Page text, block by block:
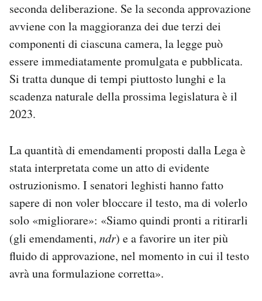
seconda deliberazione. Se la seconda approvazione
avviene con la maggioranza dei due terzi dei
componenti di ciascuna camera, la legge può
essere immediatamente promulgata e pubblicata.
Si tratta dunque di tempi piuttosto lunghi e la
scadenza naturale della prossima legislatura è il
2023.
La quantità di emendamenti proposti dalla Lega è
stata interpretata come un atto di evidente
ostruzionismo. I senatori leghisti hanno fatto
sapere di non voler bloccare il testo, ma di volerlo
solo «migliorare»: «Siamo quindi pronti a ritirarli
(gli emendamenti, ndr) e a favorire un iter più
fluido di approvazione, nel momento in cui il testo
avrà una formulazione corretta».